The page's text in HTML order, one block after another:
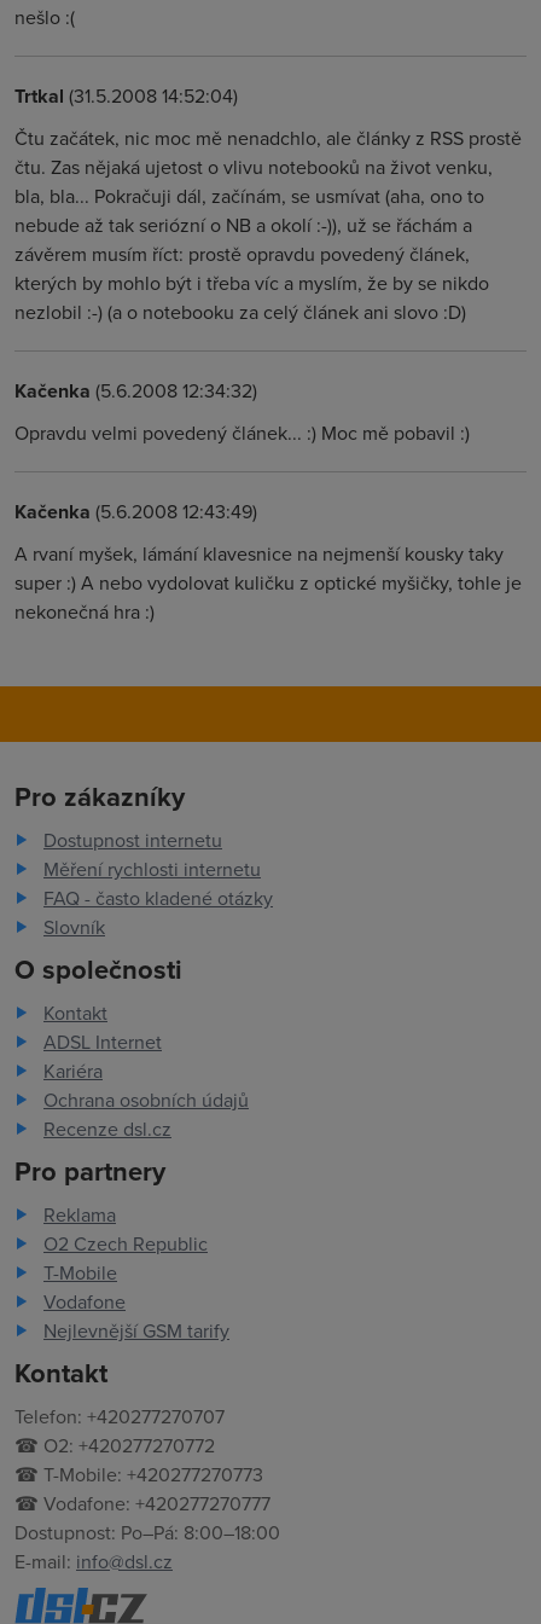
nešlo :(
Trtkal (31.5.2008 14:52:04)
Čtu začátek, nic moc mě nenadchlo, ale články z RSS prostě
čtu. Zas nějaká ujetost o vlivu notebooků na život venku,
bla, bla... Pokračuji dál, začínám, se usmívat (aha, ono to
nebude až tak seriózní o NB a okolí :-)), už se řáchám a
závěrem musím říct: prostě opravdu povedený článek,
kterých by mohlo být i třeba víc a myslím, že by se nikdo
nezlobil :-) (a o notebooku za celý článek ani slovo :D)
Kačenka (5.6.2008 12:34:32)
Opravdu velmi povedený článek... :) Moc mě pobavil :)
Kačenka (5.6.2008 12:43:49)
A rvaní myšek, lámání klavesnice na nejmenší kousky taky
super :) A nebo vydolovat kuličku z optické myšičky, tohle je
nekonečná hra :)
Pro zákazníky
Dostupnost internetu
Měření rychlosti internetu
FAQ - často kladené otázky
Slovník
O společnosti
Kontakt
ADSL Internet
Kariéra
Ochrana osobních údajů
Recenze dsl.cz
Pro partnery
Reklama
O2 Czech Republic
T-Mobile
Vodafone
Nejlevnější GSM tarify
Kontakt
Telefon: +420277270707
☎ O2: +420277270772
☎ T-Mobile: +420277270773
☎ Vodafone: +420277270777
Dostupnost: Po–Pá: 8:00–18:00
E-mail: info@dsl.cz